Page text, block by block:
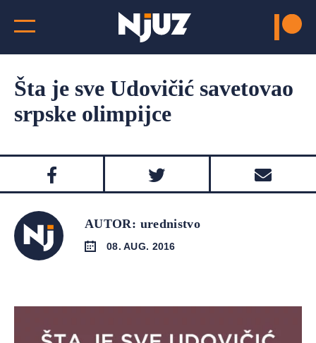
Šta je sve Udovičić savetovao
srpske olimpijce
AUTOR: urednistvo
08. AUG. 2016